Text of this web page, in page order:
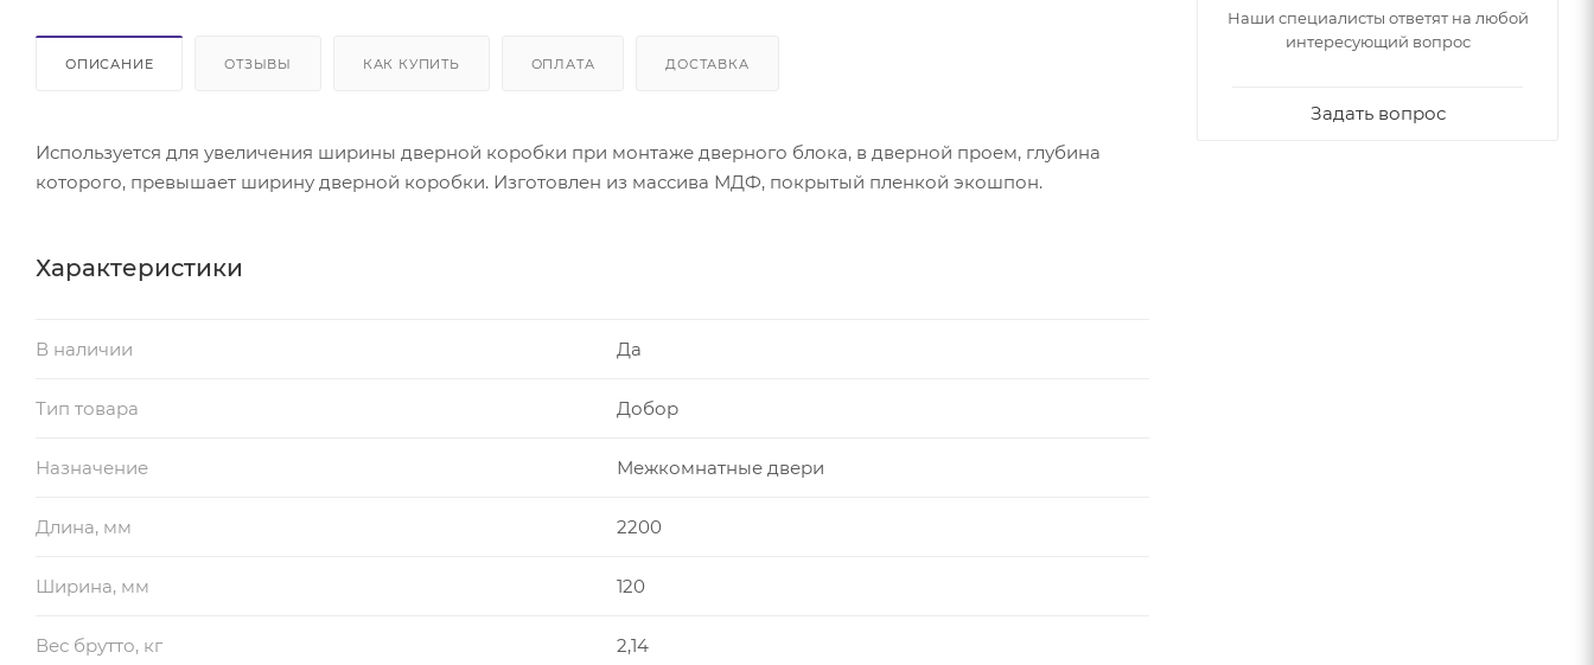
ОПИСАНИЕ ОТЗЫВЫ КАК КУПИТЬ ОПЛАТА ДОСТАВКА
Используется для увеличения ширины дверной коробки при монтаже дверного блока, в дверной проем, глубина
которого, превышает ширину дверной коробки. Изготовлен из массива МДФ, покрытый пленкой экошпон.
Характеристики
В наличии Да
Тип товара Добор
Назначение Межкомнатные двери
Длина, мм 2200
Ширина, мм 120
Вес брутто, кг 2,14
Наши специалисты ответят на любой
интересующий вопрос
Задать вопрос